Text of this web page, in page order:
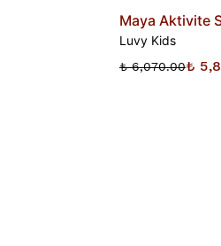
Maya Aktivite
Luvy Kids
₺ 6,070.00₺